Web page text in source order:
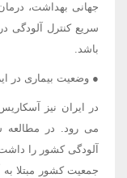
جهانی بهداشت،
باشد.
● وضعیت بیماری در
در ایران نیز